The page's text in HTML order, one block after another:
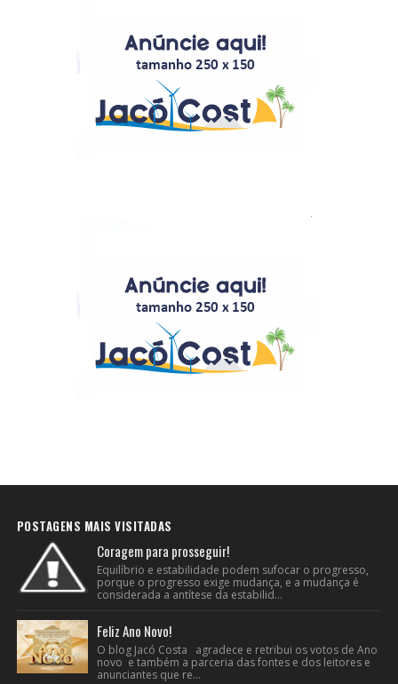
POSTAGENS MAIS VISITADAS
Coragem para prosseguir!
Equilíbrio e estabilidade podem sufocar o progresso,
porque o progresso exige mudança, e a mudança é
considerada a antítese da estabilid...
Feliz Ano Novo!
O blog Jacó Costa agradece e retribui os votos de Ano
novo e também a parceria das fontes e dos leitores e
anunciantes que re...